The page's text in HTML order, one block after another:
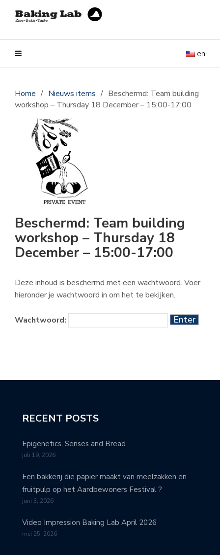
en
Home / Nieuws items / Beschermd: Team building
workshop – Thursday 18 December – 15:00-17:00
Beschermd: Team building
workshop – Thursday 18
December – 15:00-17:00
Deze inhoud is beschermd met een wachtwoord. Voer
hieronder je wachtwoord in om het te bekijken.
Wachtwoord:
RECENT POSTS
Epigenetics, Senses and Bread
juli 19, 2026
Een bakkerij die papier maakt van meelzakken en
fruitpulp op het Aardbewoners Festival ?
juni 3, 2026
Video Impression Baking Lab April 2026
mei 25, 2026